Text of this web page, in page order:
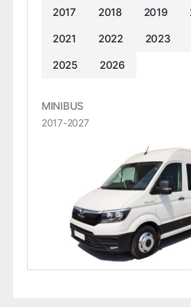
2017 2018 2019
2021
2022 2023
2025
2026
MINIBUS
2017-2027